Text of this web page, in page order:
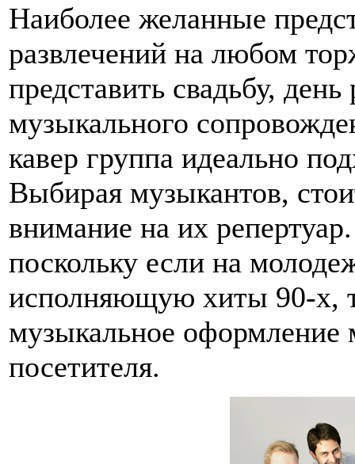
Наиболее желанные
развлечений на любом
представить свадьбу,
музыкального
кавер группа идеально
Выбирая музыкантов,
внимание на их
поскольку если на
исполняющую хиты 90-х,
музыкальное оформление
посетителя.